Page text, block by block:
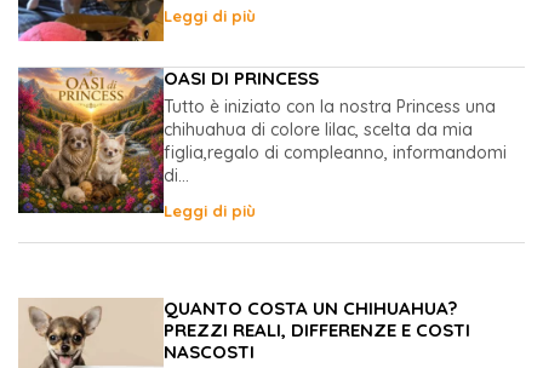
Leggi di più
OASI DI PRINCESS
Tutto è iniziato con la nostra Princess una
chihuahua di colore lilac, scelta da mia
figlia,regalo di compleanno, informandomi
di...
Leggi di più
QUANTO COSTA UN CHIHUAHUA?
PREZZI REALI, DIFFERENZE E COSTI
NASCOSTI